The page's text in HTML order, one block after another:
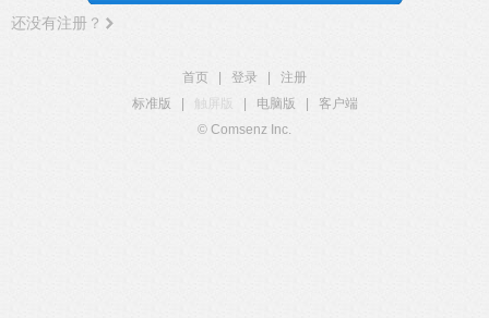
还没有注册？
首页 登录
注册
标准版
触屏版 电脑版
客户端
© Comsenz Inc.